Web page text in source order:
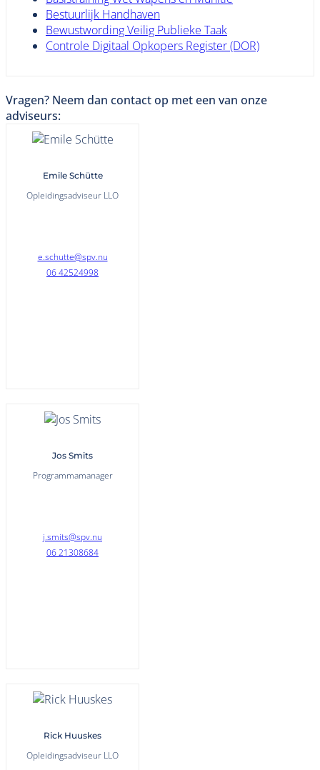
Bestuurlijk Handhaven
Bewustwording Veilig Publieke Taak
Controle Digitaal Opkopers Register (DOR)
Vragen? Neem dan contact op met een van onze
adviseurs:
Emile Schütte
Opleidingsadviseur LLO
e.schutte@spv.nu
06 42524998
Jos Smits
Programmamanager
j.smits@spv.nu
06 21308684
Rick Huuskes
Opleidingsadviseur LLO